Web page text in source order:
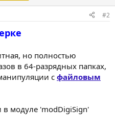
#2
но полностью
в 64-разрядных папках,
с файловым
модуле 'modDigiSign'